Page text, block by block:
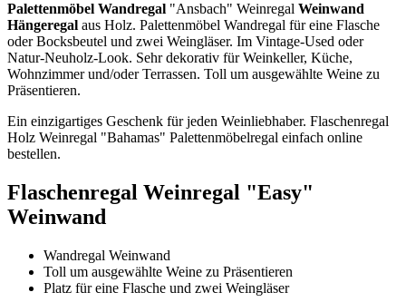
Palettenmöbel Wandregal "Ansbach" Weinregal Weinwand
Hängeregal aus Holz. Palettenmöbel Wandregal für eine Flasche
oder Bocksbeutel und zwei Weingläser. Im Vintage-Used oder
Natur-Neuholz-Look. Sehr dekorativ für Weinkeller, Küche,
Wohnzimmer und/oder Terrassen. Toll um ausgewählte Weine zu
Präsentieren.
Ein einzigartiges Geschenk für jeden Weinliebhaber. Flaschenregal
Holz Weinregal "Bahamas" Palettenmöbelregal einfach online
bestellen.
Flaschenregal Weinregal "Easy"
Weinwand
Wandregal Weinwand
Toll um ausgewählte Weine zu Präsentieren
Platz für eine Flasche und zwei Weingläser